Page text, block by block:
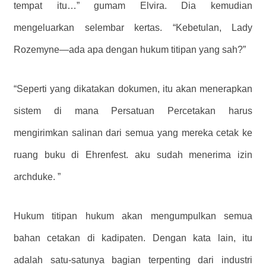
tempat itu…” gumam Elvira. Dia kemudian
mengeluarkan selembar kertas. “Kebetulan, Lady
Rozemyne—ada apa dengan hukum titipan yang sah?”
“Seperti yang dikatakan dokumen, itu akan menerapkan
sistem di mana Persatuan Percetakan harus
mengirimkan salinan dari semua yang mereka cetak ke
ruang buku di Ehrenfest. aku sudah menerima izin
archduke. ”
Hukum titipan hukum akan mengumpulkan semua
bahan cetakan di kadipaten. Dengan kata lain, itu
adalah satu-satunya bagian terpenting dari industri